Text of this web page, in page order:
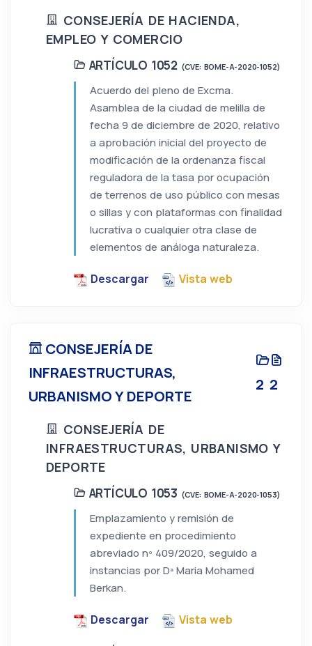
CONSEJERÍA DE HACIENDA,
EMPLEO Y COMERCIO
ARTÍCULO 1052 (CVE: BOME-A-2020-1052)
Acuerdo del pleno de Excma.
Asamblea de la ciudad de melilla de
fecha 9 de diciembre de 2020, relativo
a aprobación inicial del proyecto de
modificación de la ordenanza fiscal
reguladora de la tasa por ocupación
de terrenos de uso público con mesas
o sillas y con plataformas con finalidad
lucrativa o cualquier otra clase de
elementos de análoga naturaleza.
Descargar Vista web
CONSEJERÍA DE
INFRAESTRUCTURAS,
URBANISMO Y DEPORTE
2 2
CONSEJERÍA DE
INFRAESTRUCTURAS, URBANISMO Y
DEPORTE
ARTÍCULO 1053 (CVE: BOME-A-2020-1053)
Emplazamiento y remisión de
expediente en procedimiento
abreviado nº 409/2020, seguido a
instancias por Dª Maria Mohamed
Berkan.
Descargar Vista web